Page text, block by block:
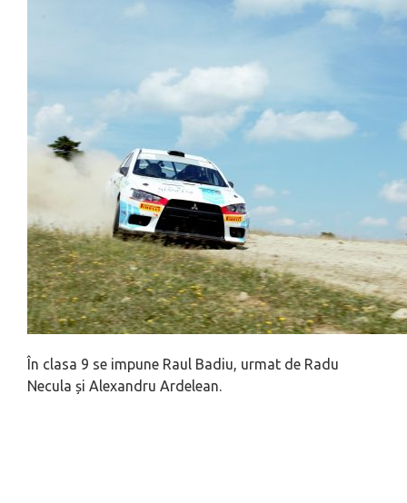
În clasa 9 se impune Raul Badiu, urmat de Radu
Necula și Alexandru Ardelean.